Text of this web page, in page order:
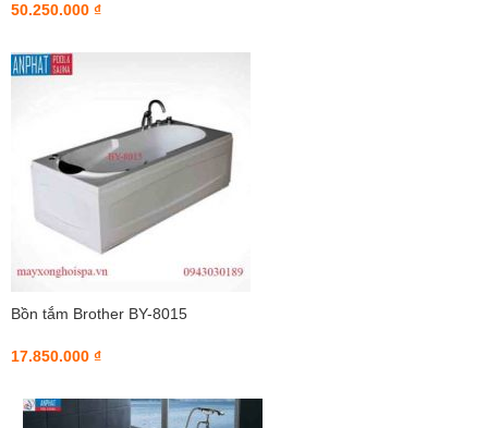
50.250.000 ₫
Bồn tắm Brother BY-8015
17.850.000 ₫